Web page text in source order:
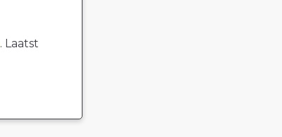
. Laatst